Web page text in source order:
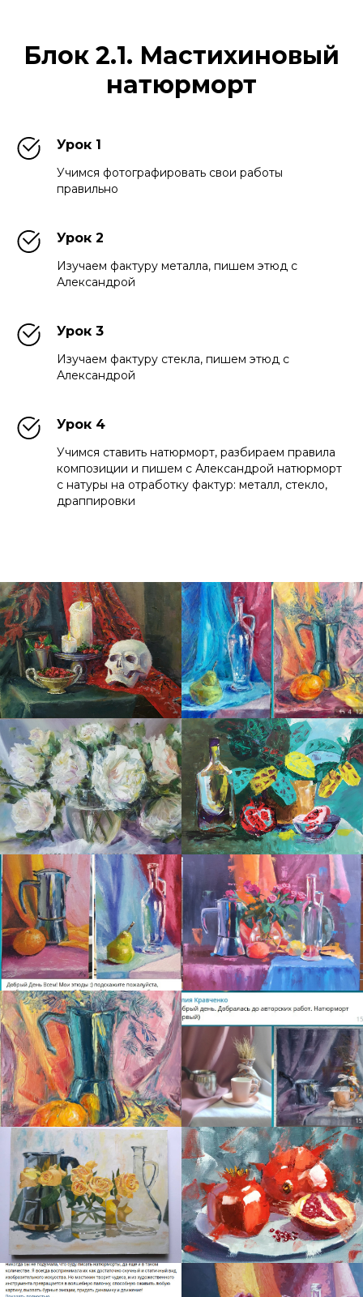
Блок 2.1. Мастихиновый
натюрморт
Урок 1
Учимся фотографировать свои работы
правильно
Урок 2
Изучаем фактуру металла, пишем этюд с
Александрой
Урок 3
Изучаем фактуру стекла, пишем этюд с
Александрой
Урок 4
Учимся ставить натюрморт, разбираем правила
композиции и пишем с Александрой натюрморт
с натуры на отработку фактур: металл, стекло,
драппировки